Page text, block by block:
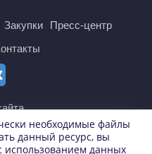
необходимые файлы
данный ресурс, вы
использованием данных
Закупки
Пресс-центр